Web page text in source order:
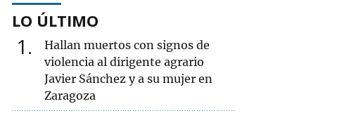
LO ÚLTIMO
1
Hallan muertos con signos de
violencia al dirigente agrario
Javier Sánchez y a su mujer en
Zaragoza